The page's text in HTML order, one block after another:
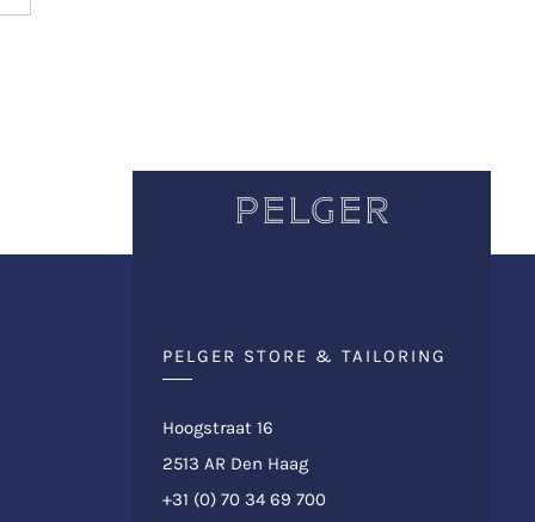
PELGER STORE & TAILORING
Hoogstraat 16
2513 AR Den Haag
+31 (0) 70 34 69 700